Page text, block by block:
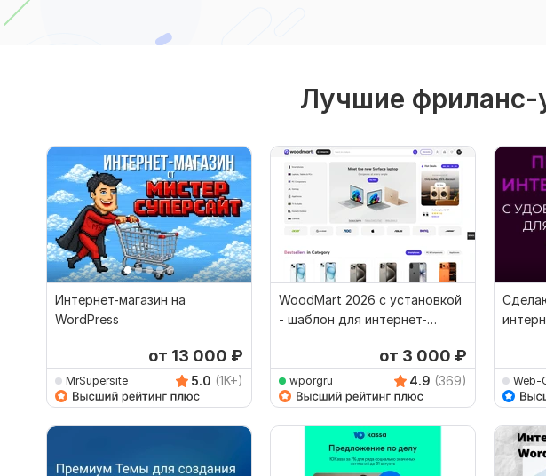
Лучшие фриланс-
Интернет-магазин на
WordPress
от 13 000 ₽
MrSupersite 5.0 (1K+)
WoodMart 2026 с установкой
- шаблон для интернет-
от 3 000 ₽
wporgru 4.9 (369) Web-